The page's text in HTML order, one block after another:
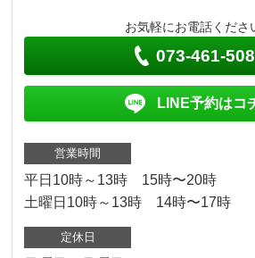
お気軽にお電話くださ
073-461-
LINE予約はコ
営業時間
平日10時～13時 15時〜20時
土曜日10時～13時 14時〜17時
定休日